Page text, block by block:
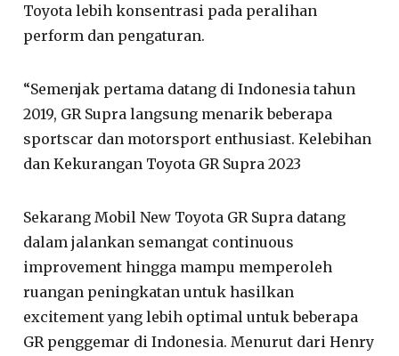
Toyota lebih konsentrasi pada peralihan
perform dan pengaturan.
“Semenjak pertama datang di Indonesia tahun
2019, GR Supra langsung menarik beberapa
sportscar dan motorsport enthusiast. Kelebihan
dan Kekurangan Toyota GR Supra 2023
Sekarang Mobil New Toyota GR Supra datang
dalam jalankan semangat continuous
improvement hingga mampu memperoleh
ruangan peningkatan untuk hasilkan
excitement yang lebih optimal untuk beberapa
GR penggemar di Indonesia. Menurut dari Henry